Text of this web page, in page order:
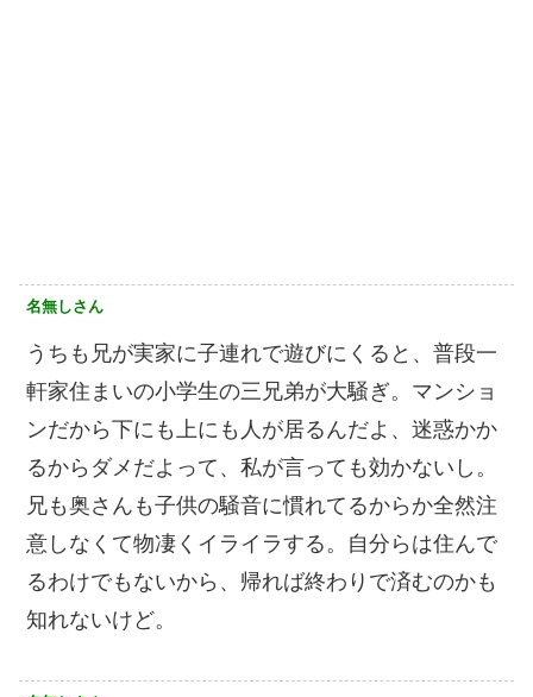
名無しさん
うちも兄が実家に子連れで遊びにくると、普段一
軒家住まいの小学生の三兄弟が大騒ぎ。マンショ
ンだから下にも上にも人が居るんだよ、迷惑かか
るからダメだよって、私が言っても効かないし。
兄も奥さんも子供の騒音に慣れてるからか全然注
意しなくて物凄くイライラする。自分らは住んで
るわけでもないから、帰れば終わりで済むのかも
知れないけど。